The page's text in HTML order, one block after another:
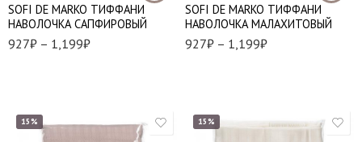
SOFI DE MARKO ТИФФАНИ
НАВОЛОЧКА САПФИРОВЫЙ
927₽ – 1,199₽
SOFI DE MARKO ТИФФАНИ
НАВОЛОЧКА МАЛАХИТОВЫЙ
927₽ – 1,199₽
15% 15%